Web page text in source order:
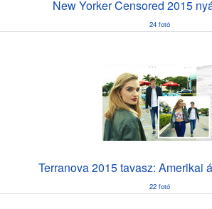
New Yorker Censored 2015
24 fotó
Terranova 2015 tavasz: Amerikai
22 fotó